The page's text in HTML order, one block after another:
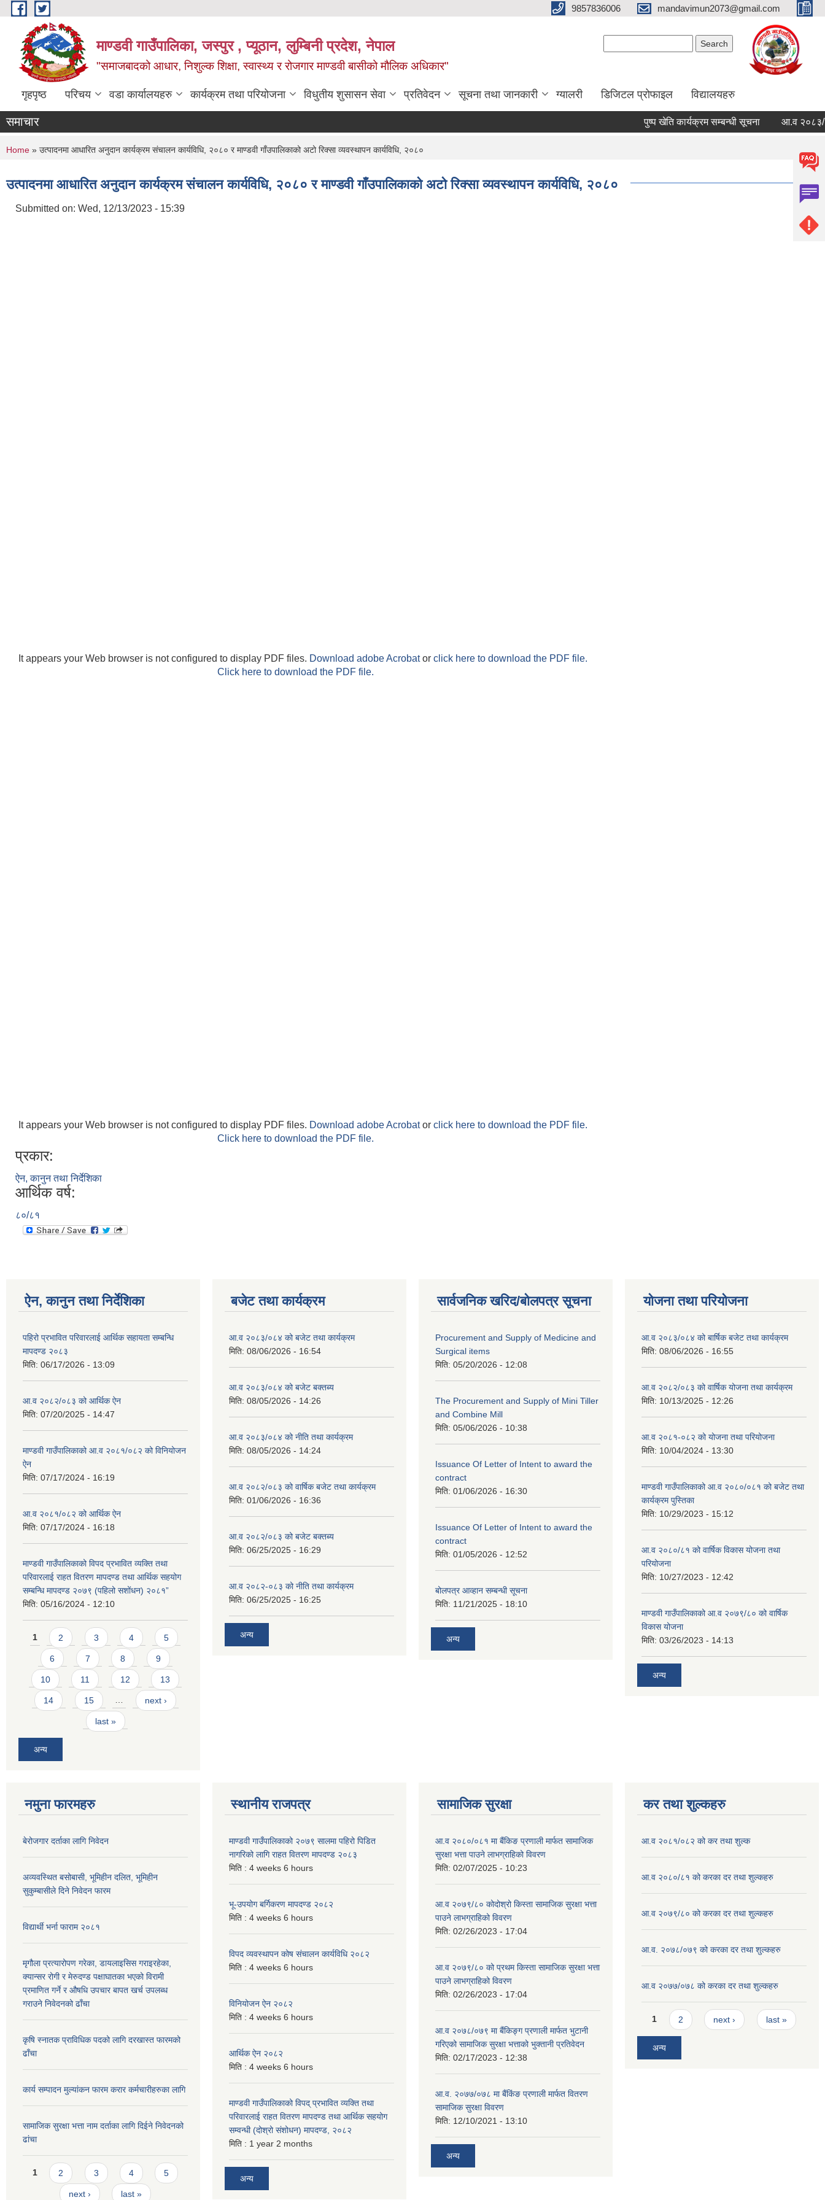
Skip to main content 9857836006 mandavimun2073@gmail.com
माण्डवी गाउँपालिका, जस्पुर , प्यूठान, लुम्बिनी प्रदेश, नेपाल
"समाजबादको आधार, निशुल्क शिक्षा, स्वास्थ्य र रोजगार माण्डवी बासीको मौलिक अधिकार"
गृहपृष्ठ परिचय वडा कार्यालयहरु कार्यक्रम तथा परियोजना विधुतीय शुसासन सेवा प्रतिवेदन सूचना तथा जानकारी ग्यालरी डिजिटल प्रोफाइल विद्यालयहरु
समाचार पुष्प खेति कार्यक्रम सम्बन्धी सूचना आ.व २०८३/०८४ को
You are here
Home » उत्पादनमा आधारित अनुदान कार्यक्रम संचालन कार्यविधि, २०८० र माण्डवी गाँउपालिकाको अटो रिक्सा व्यवस्थापन कार्यविधि, २०८०
उत्पादनमा आधारित अनुदान कार्यक्रम संचालन कार्यविधि, २०८० र माण्डवी गाँउपालिकाको अटो रिक्सा व्यवस्थापन कार्यविधि, २०८०
Submitted on: Wed, 12/13/2023 - 15:39
It appears your Web browser is not configured to display PDF files. Download adobe Acrobator click here to download the PDF file.
Click here to download the PDF file.
It appears your Web browser is not configured to display PDF files. Download adobe Acrobator click here to download the PDF file.
Click here to download the PDF file.
प्रकार:
ऐन, कानुन तथा निर्देशिका
आर्थिक वर्ष:
८०/८१
ऐन, कानुन तथा निर्देशिका
पहिरो प्रभावित परिवारलाई आर्थिक सहायता सम्बन्धि
मापदण्ड २०८३
मिति: 06/17/2026 - 13:09
आ.व २०८२/०८३ को आर्थिक ऐन
मिति: 07/20/2025 - 14:47
माण्डवी गाउँपालिकाको आ.व २०८१/०८२ को विनियोजन
ऐन
मिति: 07/17/2024 - 16:19
आ.व २०८१/०८२ को आर्थिक ऐन
मिति: 07/17/2024 - 16:18
माण्डवी गाउँपालिकाको विपद प्रभावित व्यक्ति तथा
परिवारलाई राहत वितरण मापदण्ड तथा आर्थिक सहयोग
सम्बन्धि मापदण्ड २०७९ (पहिलो सशोंधन) २०८१”
मिति: 05/16/2024 - 12:10
Pages
1 2 3 4 5
6 7 8 9
10 11 12 13
14 15 … next ›
last »
अन्य
बजेट तथा कार्यक्रम
आ.व २०८३/०८४ को बजेट तथा कार्यक्रम
मिति: 08/06/2026 - 16:54
आ.व २०८३/०८४ को बजेट बक्तब्य
मिति: 08/05/2026 - 14:26
आ.व २०८३/०८४ को नीति तथा कार्यक्रम
मिति: 08/05/2026 - 14:24
आ.व २०८२/०८३ को वार्षिक बजेट तथा कार्यक्रम
मिति: 01/06/2026 - 16:36
आ.व २०८२/०८३ को बजेट बक्तब्य
मिति: 06/25/2025 - 16:29
आ.व २०८२-०८३ को नीति तथा कार्यक्रम
मिति: 06/25/2025 - 16:25
अन्य
सार्वजनिक खरिद/बोलपत्र सूचना
Procurement and Supply of Medicine and
Surgical items
मिति: 05/20/2026 - 12:08
The Procurement and Supply of Mini Tiller
and Combine Mill
मिति: 05/06/2026 - 10:38
Issuance Of Letter of Intent to award the
contract
मिति: 01/06/2026 - 16:30
Issuance Of Letter of Intent to award the
contract
मिति: 01/05/2026 - 12:52
बोलपत्र आव्हान सम्बन्धी सूचना
मिति: 11/21/2025 - 18:10
अन्य
योजना तथा परियोजना
आ.व २०८३/०८४ को बार्षिक बजेट तथा कार्यक्रम
मिति: 08/06/2026 - 16:55
आ.व २०८२/०८३ को वार्षिक योजना तथा कार्यक्रम
मिति: 10/13/2025 - 12:26
आ.व २०८१-०८२ को योजना तथा परियोजना
मिति: 10/04/2024 - 13:30
माण्डवी गाउँपालिकाको आ.व २०८०/०८१ को बजेट तथा
कार्यक्रम पुस्तिका
मिति: 10/29/2023 - 15:12
आ.व २०८०/८१ को वार्षिक विकास योजना तथा
परियोजना
मिति: 10/27/2023 - 12:42
माण्डवी गाउँपालिकाको आ.व २०७९/८० को वार्षिक
विकास योजना
मिति: 03/26/2023 - 14:13
अन्य
नमुना फारमहरु
बेरोजगार दर्ताका लागि निवेदन
अव्यवस्थित बसोबासी, भूमिहीन दलित, भूमिहीन
सुकुम्बासीले दिने निवेदन फारम
विद्यार्थी भर्ना फाराम २०८१
मृगौला प्रत्यारोपण गरेका, डायलाइसिस गराइरहेका,
क्यान्सर रोगी र मेरुदण्ड पक्षाघातका भएको विरामी
प्रमाणित गर्ने र औषधि उपचार बापत खर्च उपलब्ध
गराउने निवेदनको ढाँचा
कृषि स्नातक प्राविधिक पदको लागि दरखास्त फारमको
ढाँचा
कार्य सम्पादन मुल्यांकन फारम करार कर्मचारीहरुका लागि
सामाजिक सुरक्षा भत्ता नाम दर्ताका लागि दिईने निवेदनको
ढांचा
Pages
1 2 3 4 5
next › last »
स्थानीय राजपत्र
माण्डवी गाउँपालिकाको २०७९ सालमा पहिरो पिडित
नागरिको लागि राहत वितरण मापदण्ड २०८३
मिति : 4 weeks 6 hours
भू-उपयोग बर्गिकरण मापदण्ड २०८२
मिति : 4 weeks 6 hours
विपद व्यवस्थापन कोष संचालन कार्यविधि २०८२
मिति : 4 weeks 6 hours
विनियोजन ऐन २०८२
मिति : 4 weeks 6 hours
आर्थिक ऐन २०८२
मिति : 4 weeks 6 hours
माण्डवी गाउँपालिकाको विपद् प्रभावित व्यक्ति तथा
परिवारलाई राहत वितरण मापदण्ड तथा आर्थिक सहयोग
सम्वन्धी (दोश्रो संशोधन) मापदण्ड, २०८२
मिति : 1 year 2 months
अन्य
सामाजिक सुरक्षा
आ.व २०८०/०८१ मा बैंकिङ प्रणाली मार्फत सामाजिक
सुरक्षा भत्ता पाउने लाभग्राहिको विवरण
मिति: 02/07/2025 - 10:23
आ.व २०७९/८० कोदोश्रो किस्ता सामाजिक सुरक्षा भत्ता
पाउने लाभग्राहिको विवरण
मिति: 02/26/2023 - 17:04
आ.व २०७९/८० को प्रथम किस्ता सामाजिक सुरक्षा भत्ता
पाउने लाभग्राहिको विवरण
मिति: 02/26/2023 - 17:04
आ.व २०७८/०७९ मा बैंकिङ्ग प्रणाली मार्फत भुटानी
गरिएको सामाजिक सुरक्षा भत्ताको भुक्तानी प्रतिवेदन
मिति: 02/17/2023 - 12:38
आ.व. २०७७/०७८ मा बैंकिंङ प्रणाली मार्फत वितरण
सामाजिक सुरक्षा विवरण
मिति: 12/10/2021 - 13:10
अन्य
कर तथा शुल्कहरु
आ.व २०८१/०८२ को कर तथा शुल्क
आ.व २०८०/८१ को करका दर तथा शुल्कहरु
आ.व २०७९/८० को करका दर तथा शुल्कहरु
आ.व. २०७८/०७९ को करका दर तथा शुल्कहरु
आ.व २०७७/०७८ को करका दर तथा शुल्कहरु
Pages
1 2 next › last »
अन्य